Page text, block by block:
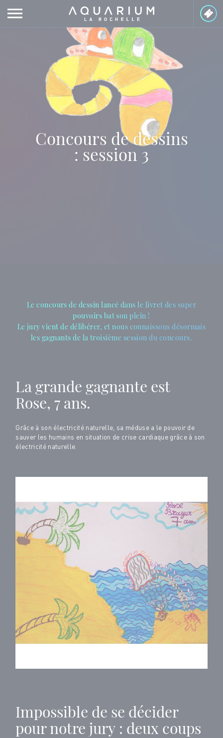
Concours de dessins
: session 3
Le concours de dessin lancé dans le livret des super
pouvoirs bat son plein !
Le jury vient de délibérer, et nous connaissons désormais
les gagnants de la troisième session du concours.
La grande gagnante est
Rose, 7 ans.
Grâce à son électricité naturelle, sa méduse a le pouvoir de
sauver les humains en situation de crise cardiaque grâce à son
électricité naturelle.
Impossible de se décider
pour notre jury : deux coups